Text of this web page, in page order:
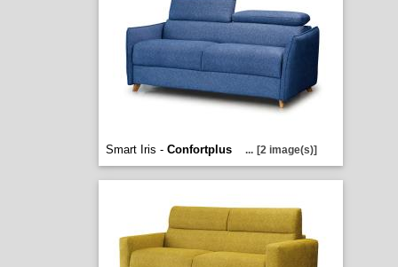
Smart Iris - Confortplus ... [2 image(s)]